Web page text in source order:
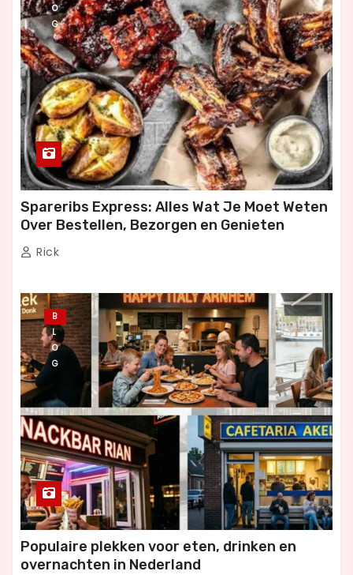
O
G
Spareribs Express: Alles Wat Je Moet Weten
Over Bestellen, Bezorgen en Genieten
Rick
B
L
O
G
Populaire plekken voor eten, drinken en
overnachten in Nederland